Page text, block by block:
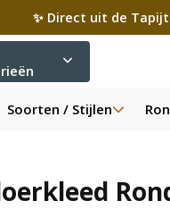
✨ Direct uit de
Soorten / Stijlen